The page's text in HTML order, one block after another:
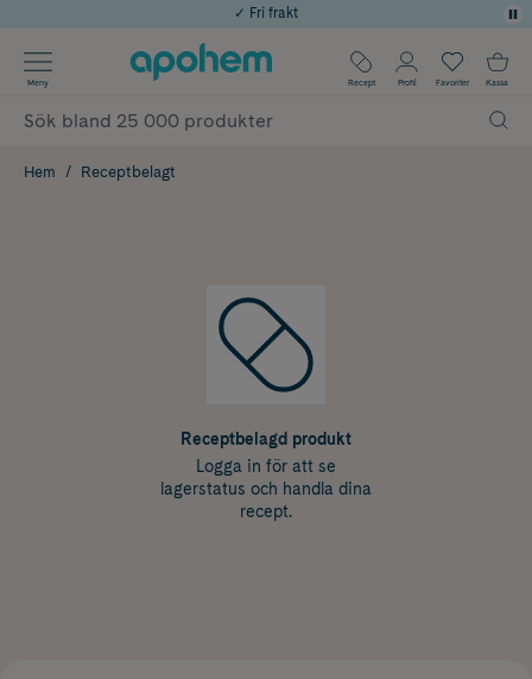
Årets Butik 2025 inom Skönhet
Använd kod: SOMMAR20 för 20% över 649kr
✓ Poäng på alla köp*
Meny Recept Profil Favoriter Kassa
Hem Receptbelagt
Receptbelagd produkt
Logga in för att se
lagerstatus och handla dina
recept.